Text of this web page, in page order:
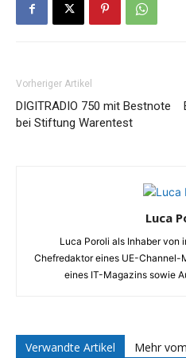
Vorheriger Artikel
DIGITRADIO 750 mit Bestnote
bei Stiftung Warentest
Luca
Luca Poroli als Inhaber von
Chefredaktor eines UE-Channel-
eines IT-Magazins sowie
Verwandte Artikel Mehr